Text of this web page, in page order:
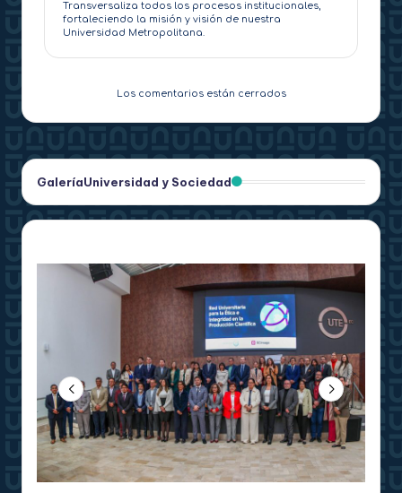
Transversaliza todos los procesos institucionales,
fortaleciendo la misión y visión de nuestra
Universidad Metropolitana.
Los comentarios están cerrados
GaleríaUniversidad y Sociedad